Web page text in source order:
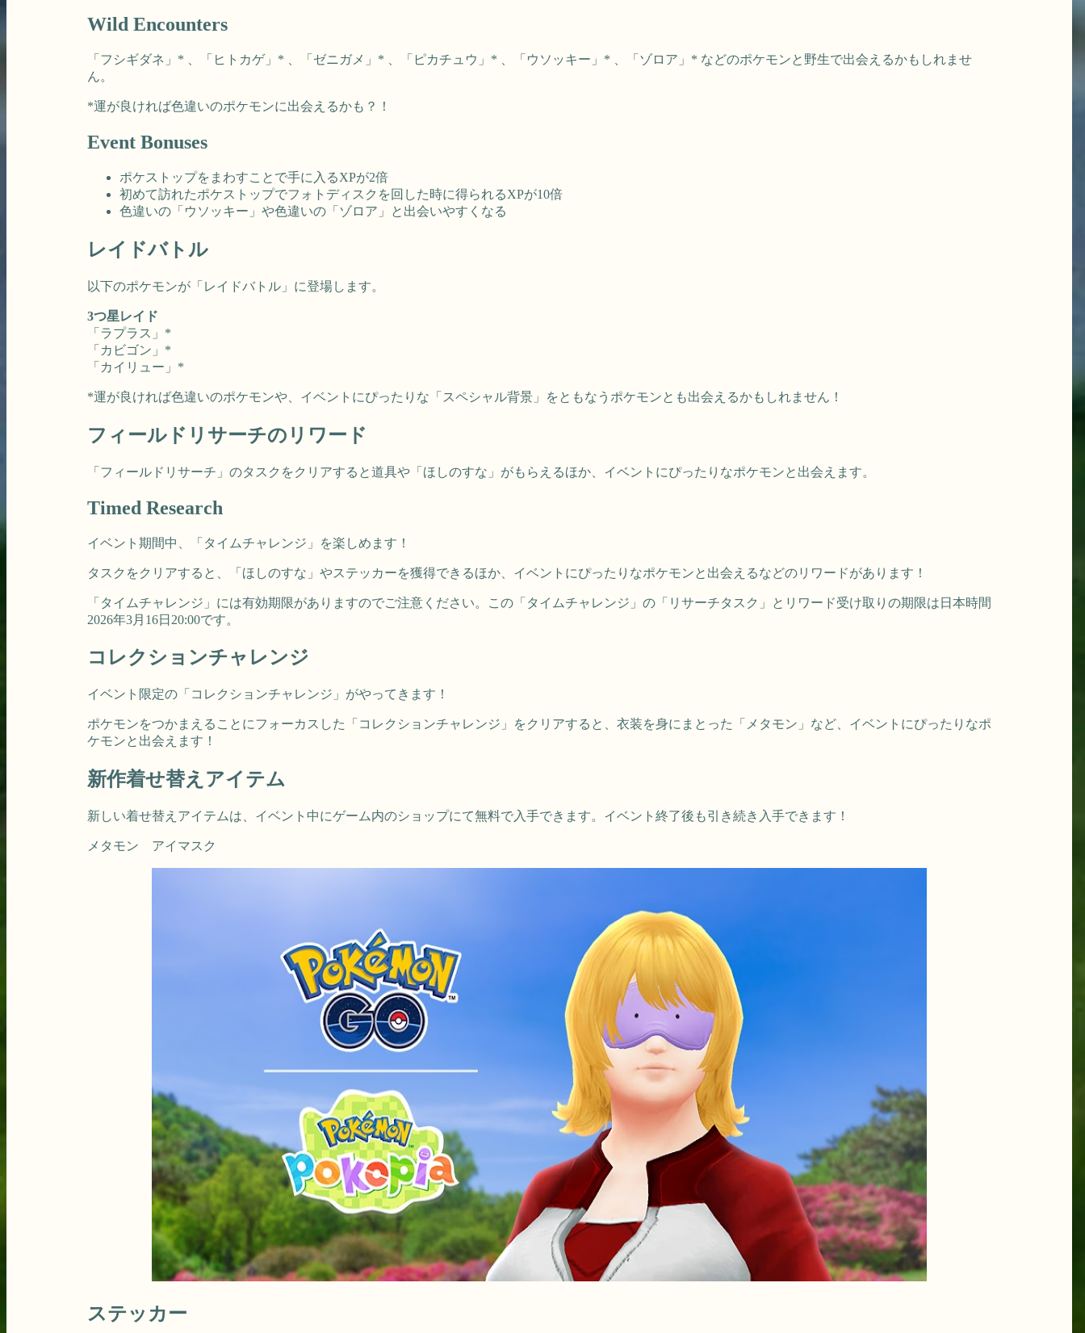
Wild Encounters
「フシギダネ」* 、「ヒトカゲ」* 、「ゼニガメ」* 、「ピカチュウ」* 、「ウソッキー」* 、「ゾロア」* などのポケモンと野生で出会えるかもしれませ
ん。
*運が良ければ色違いのポケモンに出会えるかも？！
Event Bonuses
ポケストップをまわすことで手に入るXPが2倍
初めて訪れたポケストップでフォトディスクを回した時に得られるXPが10倍
色違いの「ウソッキー」や色違いの「ゾロア」と出会いやすくなる
レイドバトル
以下のポケモンが「レイドバトル」に登場します。
3つ星レイド
「ラプラス」*
「カビゴン」*
「カイリュー」*
*運が良ければ色違いのポケモンや、イベントにぴったりな「スペシャル背景」をともなうポケモンとも出会えるかもしれません！
フィールドリサーチのリワード
「フィールドリサーチ」のタスクをクリアすると道具や「ほしのすな」がもらえるほか、イベントにぴったりなポケモンと出会えます。
Timed Research
イベント期間中、「タイムチャレンジ」を楽しめます！
タスクをクリアすると、「ほしのすな」やステッカーを獲得できるほか、イベントにぴったりなポケモンと出会えるなどのリワードがあります！
「タイムチャレンジ」には有効期限がありますのでご注意ください。この「タイムチャレンジ」の「リサーチタスク」とリワード受け取りの期限は日本時間
2026年3月16日20:00です。
コレクションチャレンジ
イベント限定の「コレクションチャレンジ」がやってきます！
ポケモンをつかまえることにフォーカスした「コレクションチャレンジ」をクリアすると、衣装を身にまとった「メタモン」など、イベントにぴったりなポ
ケモンと出会えます！
新作着せ替えアイテム
新しい着せ替えアイテムは、イベント中にゲーム内のショップにて無料で入手できます。イベント終了後も引き続き入手できます！
メタモン アイマスク
ステッカー